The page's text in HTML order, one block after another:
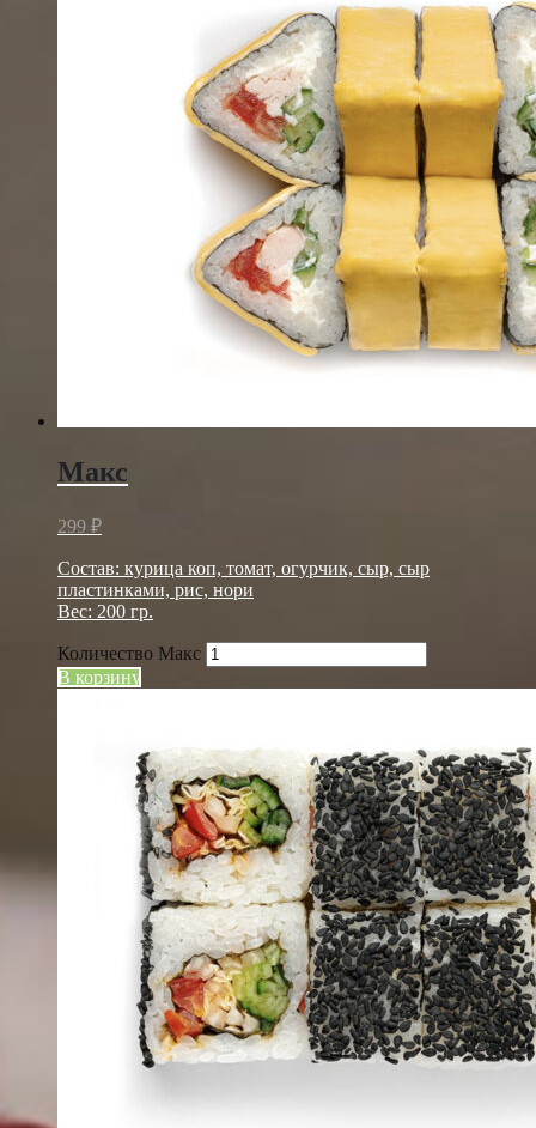
Макс
299 ₽
Состав: курица коп, томат, огурчик, сыр, сыр
пластинками, рис, нори
Вес: 200 гр.
Количество Макс
В корзину